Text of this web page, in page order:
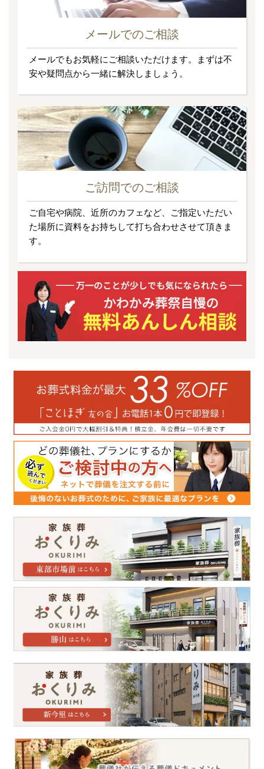
メールでのご相談
メールでもお気軽にご相談いただけます。まずは不
安や疑問点から一緒に解決しましょう。
ご訪問でのご相談
ご自宅や病院、近所のカフェなど、ご指定いただい
た場所に資料をお持ちして打ち合わせさせて頂きま
す。